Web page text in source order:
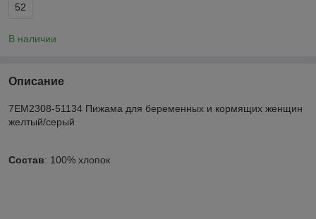
52
В наличии
Описание
7ЕМ2308-51134 Пижама для беременных и кормящих женщин
желтый/серый
Состав: 100% хлопок